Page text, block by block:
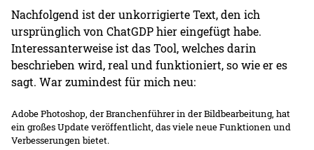
Nachfolgend ist der unkorrigierte Text, den ich
ursprünglich von ChatGDP hier eingefügt habe.
Interessanterweise ist das Tool, welches darin
beschrieben wird, real und funktioniert, so wie er es
sagt. War zumindest für mich neu:
Adobe Photoshop, der Branchenführer in der Bildbearbeitung, hat
ein großes Update veröffentlicht, das viele neue Funktionen und
Verbesserungen bietet.